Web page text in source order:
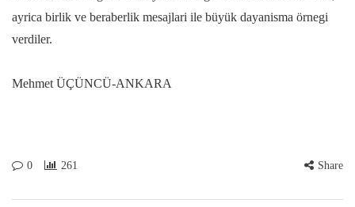
ayrica birlik ve beraberlik mesajlari ile büyük dayanisma örnegi
verdiler.
Mehmet ÜÇÜNCÜ-ANKARA
0 261 Share